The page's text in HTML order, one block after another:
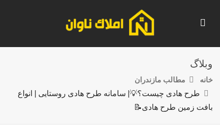
وبلاگ
خانه
مطالب مازندران
طرح هادی چیست؟💡| سامانه طرح هادی روستایی | انواع
بافت زمین طرح هادی📝